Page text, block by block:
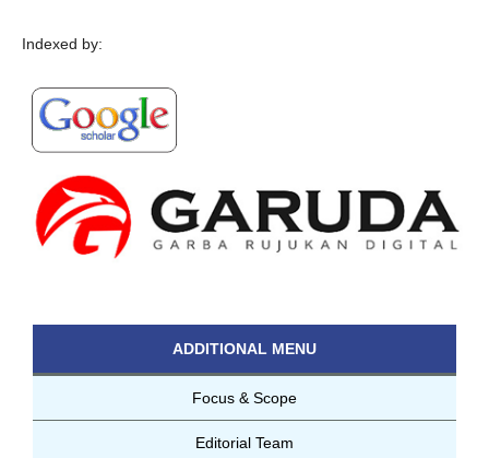
Indexed by:
ADDITIONAL MENU
Focus & Scope
Editorial Team